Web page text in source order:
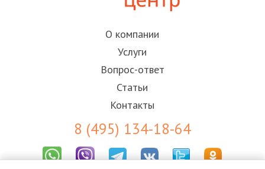
О компании
Услуги
Вопрос-ответ
Статьи
Контакты
8 (495) 134-18-64